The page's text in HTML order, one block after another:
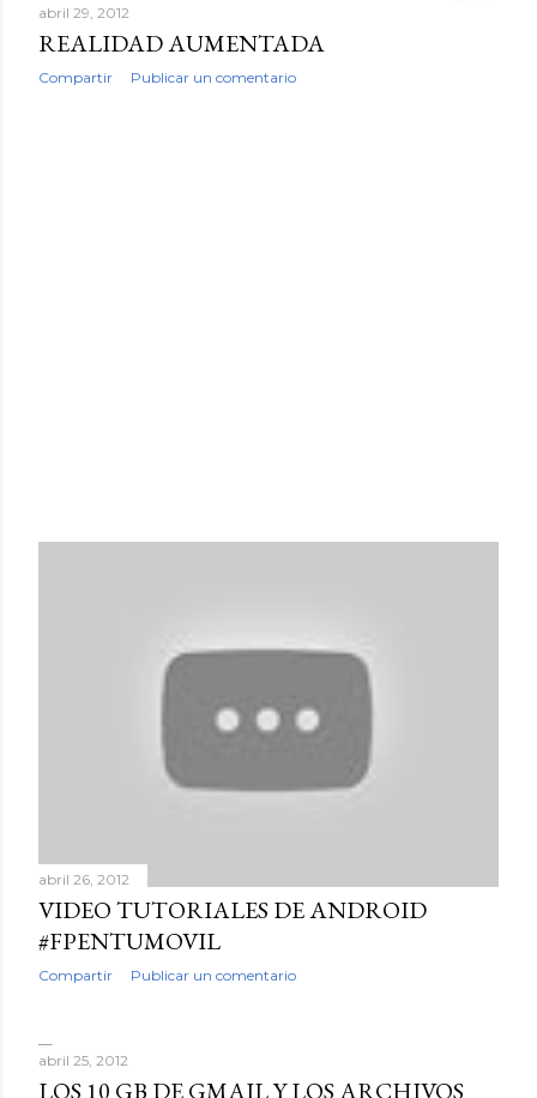
a
d
abril 29, 2012
REALIDAD AUMENTADA
Compartir Publicar un comentario
abril 26, 2012
VIDEO TUTORIALES DE ANDROID
#FPENTUMOVIL
Compartir Publicar un comentario
abril 25, 2012
LOS 10 GB DE GMAIL Y LOS ARCHIVOS